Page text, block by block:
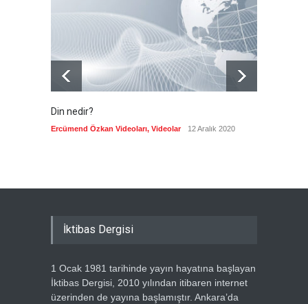
çerçevesi neredeyse
şekillendi
Güncel 7 Ağustos 2026
Din nedir?
Ercümend Özkan Videoları, Videolar 12 Aralık 2020
İktibas Dergisi
1 Ocak 1981 tarihinde yayın hayatına başlayan
İktibas Dergisi, 2010 yılından itibaren internet
üzerinden de yayına başlamıştır. Ankara’da